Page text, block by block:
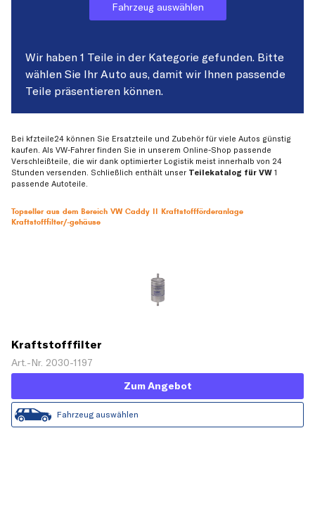
Fahrzeug auswählen
Wir haben 1 Teile in der Kategorie gefunden. Bitte
wählen Sie Ihr Auto aus, damit wir Ihnen passende
Teile präsentieren können.
Bei kfzteile24 können Sie Ersatzteile und Zubehör für viele Autos günstig
kaufen. Als VW-Fahrer finden Sie in unserem Online-Shop passende
Verschleißteile, die wir dank optimierter Logistik meist innerhalb von 24
Stunden versenden. Schließlich enthält unser Teilekatalog für VW 1
passende Autoteile.
Topseller aus dem Bereich VW Caddy II Kraftstoffförderanlage
Kraftstofffilter/-gehäuse
Kraftstofffilter
Art.-Nr. 2030-1197
Zum Angebot
Fahrzeug auswählen